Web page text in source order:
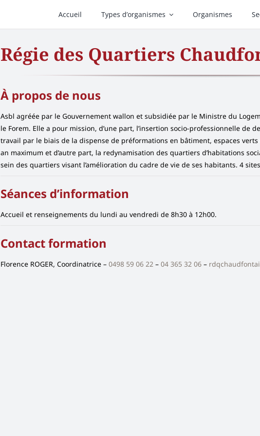
Accueil Types d’organismes Organismes
Régie des Quartiers
À propos de nous
Asbl agréée par le Gouvernement wallon et subsidiée par le Ministre du
le Forem. Elle a pour mission, d’une part, l’insertion socio-professionnelle de
travail par le biais de la dispense de préformations en bâtiment, espaces verts
an maximum et d’autre part, la redynamisation des quartiers d’habitations
sein des quartiers visant l’amélioration du cadre de vie de ses habitants. 4
Séances d’information
Accueil et renseignements du lundi au vendredi de 8h30 à 12h00.
Contact formation
Florence ROGER, Coordinatrice – 0498 59 06 22– 04 365 32 06–